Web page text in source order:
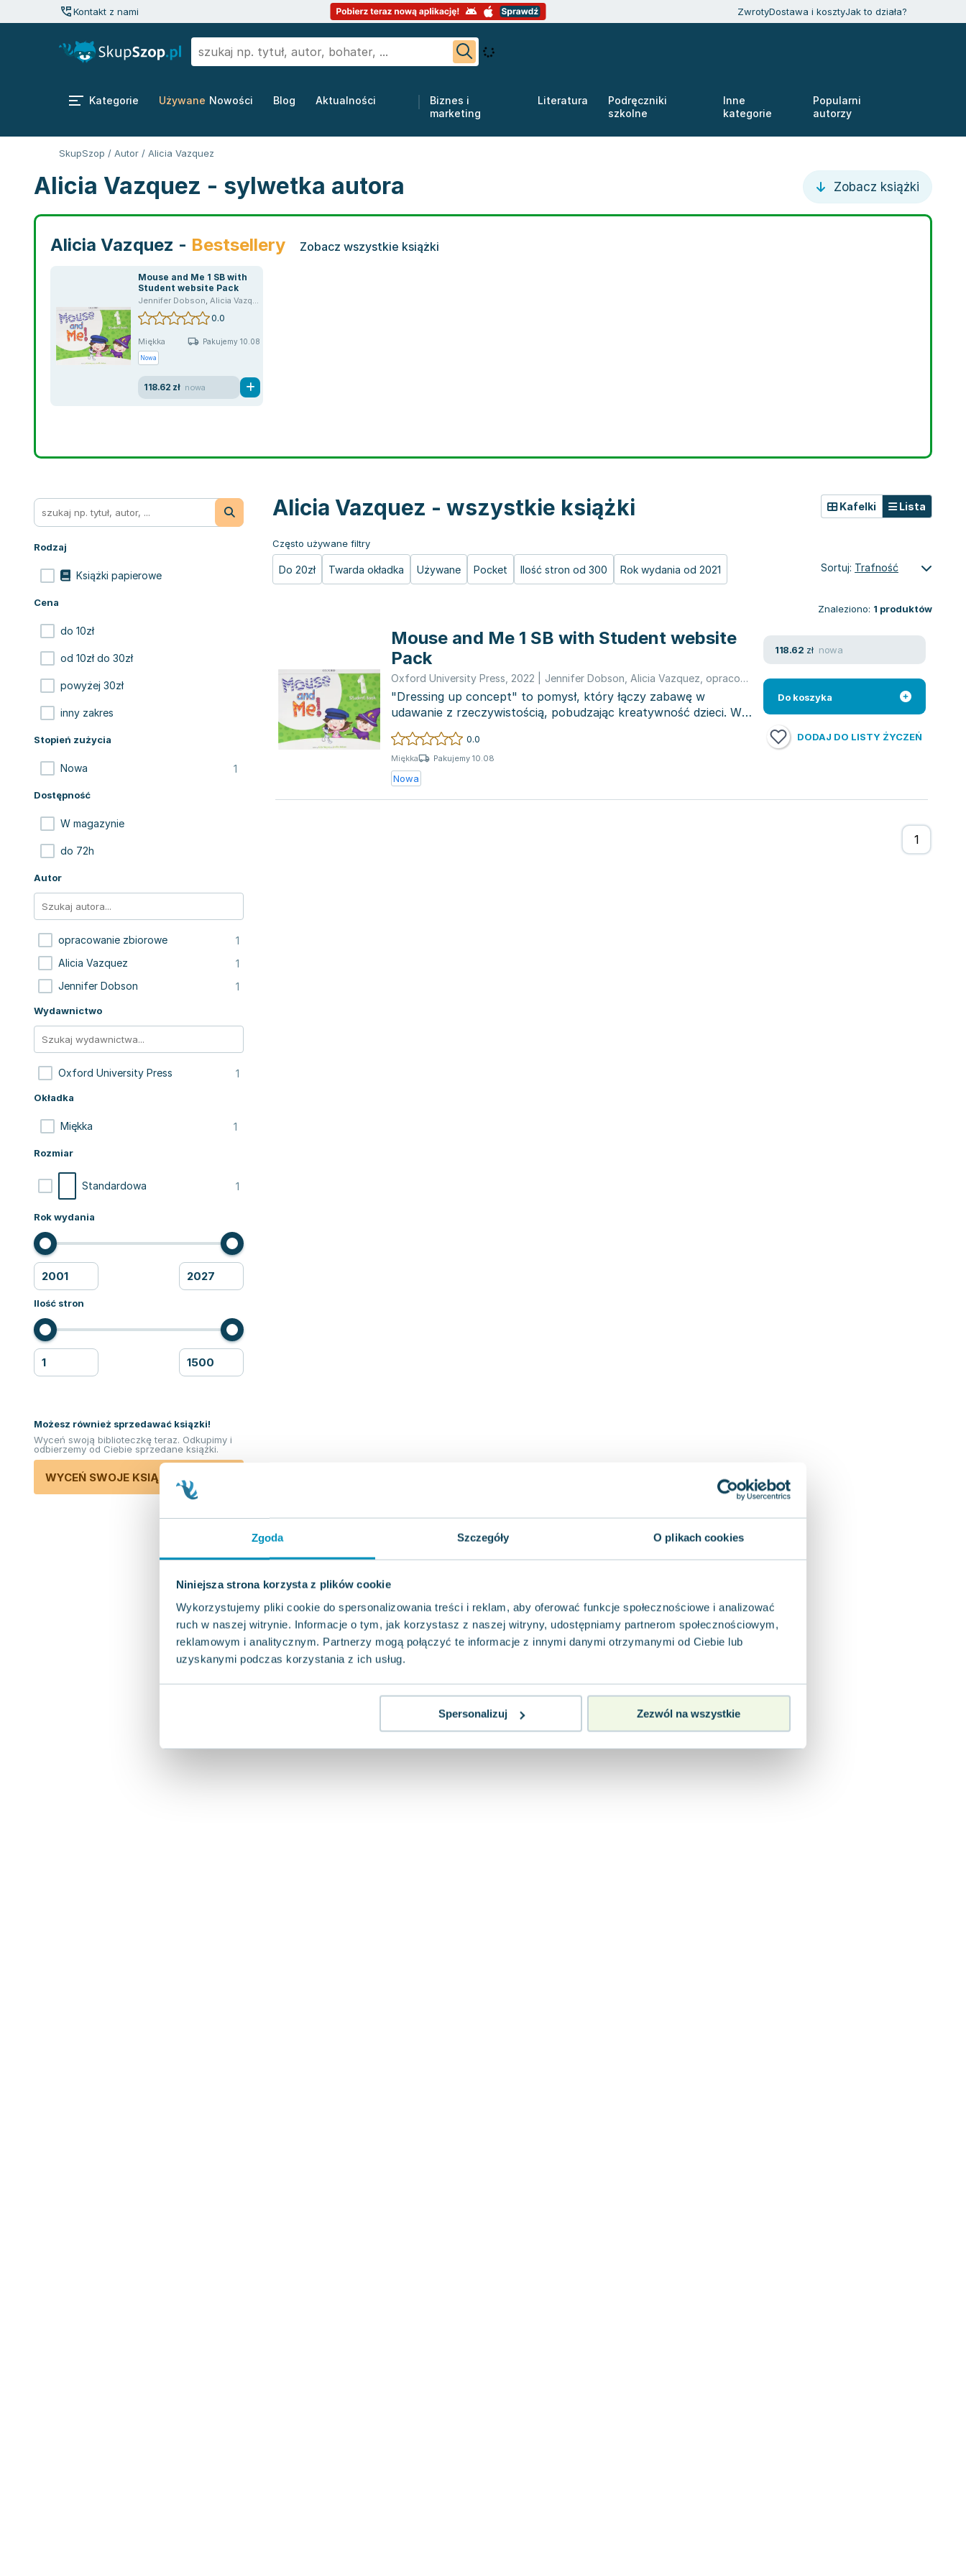
Zgoda Szczegóły O plikach cookies
Niniejsza strona korzysta z plików cookie
Wykorzystujemy pliki cookie do spersonalizowania treści i reklam, aby oferować funkcje społecznościowe i analizować
ruch w naszej witrynie. Informacje o tym, jak korzystasz z naszej witryny, udostępniamy partnerom społecznościowym,
reklamowym i analitycznym. Partnerzy mogą połączyć te informacje z innymi danymi otrzymanymi od Ciebie lub
uzyskanymi podczas korzystania z ich usług.
Spersonalizuj Zezwól na wszystkie
Kontakt z nami ZwrotyDostawa i kosztyJak to działa?
Kategorie Używane Nowości Blog Aktualności
Biznes i
marketing
Literatura
Podręczniki
szkolne
Inne
kategorie
Popularni
autorzy
SkupSzop / Autor / Alicia Vazquez
Alicia Vazquez - sylwetka autora Zobacz książki
Alicia Vazquez - Bestsellery Zobacz wszystkie książki
Mouse and Me 1 SB with
Student website Pack
Jennifer Dobson, Alicia Vazquez
0.0
Miękka Pakujemy 10.08
Nowa
118.62 zł nowa
Rodzaj
Książki papierowe
Cena
do 10zł
od 10zł do 30zł
powyżej 30zł
inny zakres
Stopień zużycia
Nowa 1
Dostępność
W magazynie
do 72h
Autor
opracowanie zbiorowe 1
Alicia Vazquez 1
Jennifer Dobson 1
Wydawnictwo
Oxford University Press 1
Okładka
Miękka 1
Rozmiar
Standardowa 1
Rok wydania
Ilość stron
Możesz również sprzedawać ksiązki!
Wyceń swoją biblioteczkę teraz. Odkupimy i
odbierzemy od Ciebie sprzedane książki.
WYCEŃ SWOJE KSIĄŻKI
Alicia Vazquez - wszystkie książki
Często używane filtry
Do 20zł Twarda okładka Używane Pocket Ilość stron od 300 Rok wydania od 2021
Kafelki Lista
Sortuj: Trafność
Znaleziono: 1 produktów
Mouse and Me 1 SB with Student website
Pack
Oxford University Press 2022 Jennifer Dobson Alicia Vazquez opracowanie zbiorowe
"Dressing up concept" to pomysł, który łączy zabawę w
udawanie z rzeczywistością, pobudzając kreatywność dzieci. W
każdej jednostc...
0.0
Miękka Pakujemy 10.08
Nowa
118.62 zł nowa
Do koszyka
DODAJ DO LISTY ŻYCZEŃ